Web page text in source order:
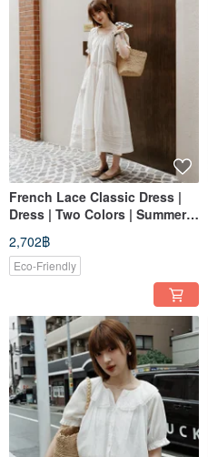
French Lace Classic Dress |
Dress | Two Colors | Summer
Collection | Sora-2141
2,702฿
Eco-Friendly